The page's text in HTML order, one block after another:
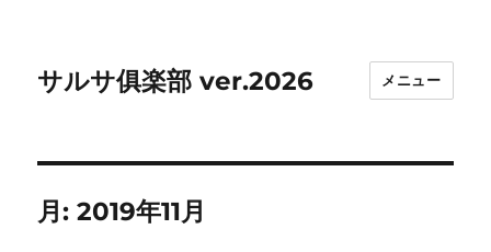
サルサ俱楽部 ver.2026 メニュー
月:2019年11月